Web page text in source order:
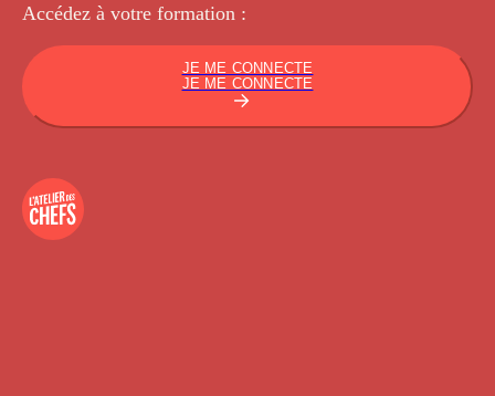
Accédez à votre formation :
JE ME CONNECTE
JE ME CONNECTE